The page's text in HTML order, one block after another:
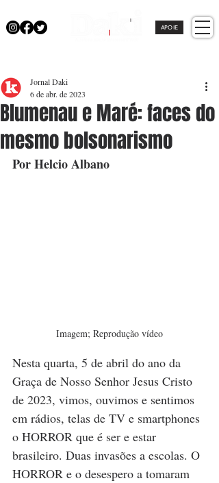
APOIE
Blumenau e Maré: faces do
mesmo bolsonarismo
Jornal Daki
6 de abr. de 2023
Por Helcio Albano
Imagem; Reprodução vídeo
Nesta quarta, 5 de abril do ano da
Graça de Nosso Senhor Jesus Cristo
de 2023, vimos, ouvimos e sentimos
em rádios, telas de TV e smartphones
o HORROR que é ser e estar
brasileiro. Duas invasões a escolas. O
HORROR e o desespero a tomaram